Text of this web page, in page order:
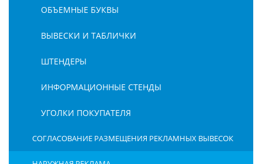
ОБЪЕМНЫЕ БУКВЫ
ВЫВЕСКИ И ТАБЛИЧКИ
ШТЕНДЕРЫ
ИНФОРМАЦИОННЫЕ СТЕНДЫ
УГОЛКИ ПОКУПАТЕЛЯ
СОГЛАСОВАНИЕ РАЗМЕЩЕНИЯ РЕКЛАМНЫХ ВЫВЕСОК